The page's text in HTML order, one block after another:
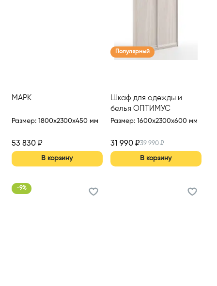
МАРК
Размер: 1800x2300x450 мм
53 830 ₽
В корзину
Популярный
Шкаф для одежды и
белья ОПТИМУС
Размер: 1600x2300x600 мм
31 990₽39 990₽
В корзину
-9%